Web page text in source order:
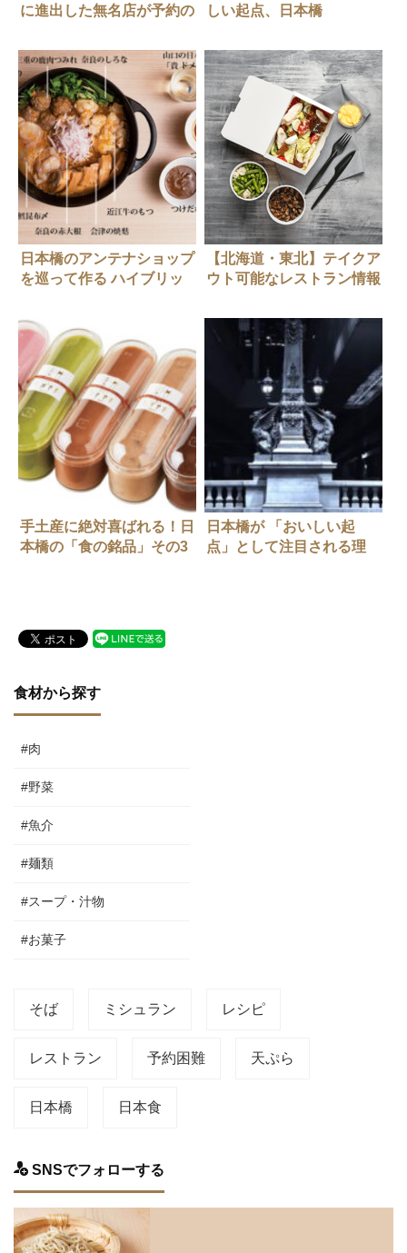
に進出した無名店が予約の
しい起点、日本橋
日本橋のアンテナショップ
を巡って作る ハイブリッ
【北海道・東北】テイクア
ウト可能なレストラン情報
手土産に絶対喜ばれる！日
本橋の「食の銘品」その3
日本橋が 「おいしい起
点」として注目される理
食材から探す
#肉
#野菜
#魚介
#麺類
#スープ・汁物
#お菓子
そば ミシュラン レシピ
レストラン 予約困難 天ぷら
日本橋 日本食
SNSでフォローする